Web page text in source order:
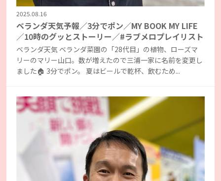
2025.08.16
ベランダ天気予報／3分でポン／MY BOOK MY LIFE
／10時のグッとストーリー／#ラブメロプレイリスト
ベランダ天気 ベランダ菜園の「28代目」の植物、ローズマ
リーのマリー山口。数が増えたので三浦一家に名前を変更し
ました🏠 3分でポン。 夏はビールで乾杯、飲むため...